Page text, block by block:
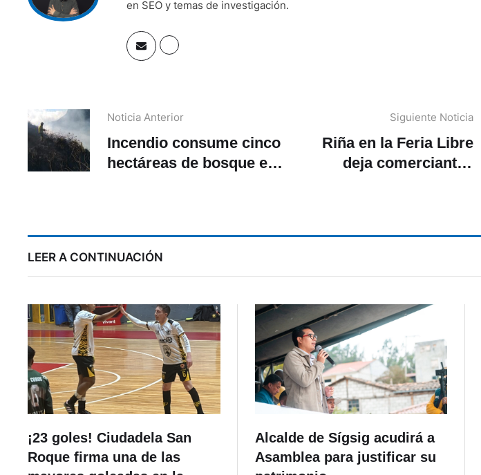
en SEO y temas de investigación.
Noticia Anterior
Incendio consume cinco
hectáreas de bosque en
Siguiente Noticia
Riña en la Feria Libre
deja comerciantes
LEER A CONTINUACIÓN
¡23 goles! Ciudadela San
Roque firma una de las
Alcalde de Sígsig acudirá a
Asamblea para justificar su